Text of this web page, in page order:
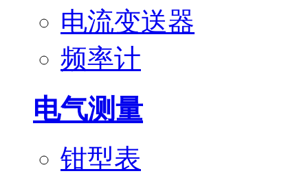
电流变送器
频率计
电气测量
钳型表